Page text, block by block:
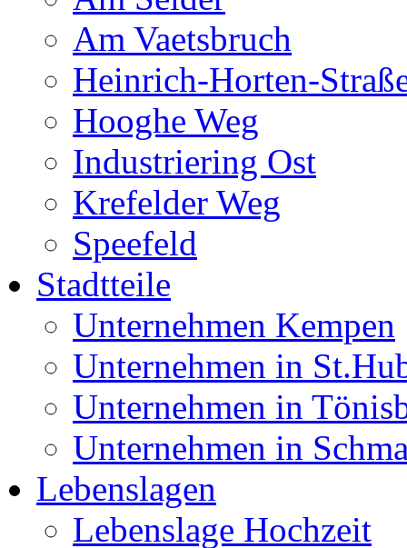
Am Vaetsbruch
Heinrich-Horten-
Hooghe Weg
Industriering Ost
Krefelder Weg
Speefeld
Stadtteile
Unternehmen Kempen
Unternehmen in
Unternehmen in
Unternehmen in
Lebenslagen
Lebenslage Hochzeit